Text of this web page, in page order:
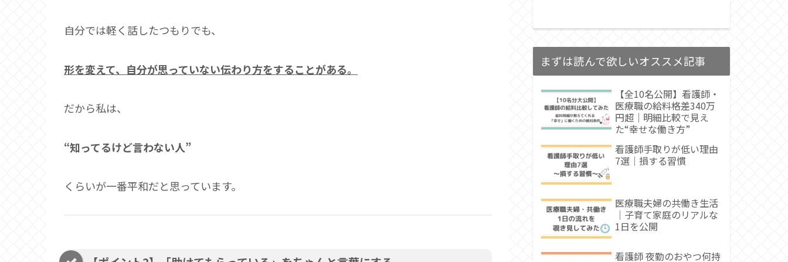
自分では軽く話したつもりでも、
形を変えて、自分が思っていない伝わり方をすることがある。
だから私は、
“知ってるけど言わない人”
くらいが一番平和だと思っています。
まずは読んで欲しいオススメ記事
【全10名公開】看護師・
医療職の給料格差340万
円超｜明細比較で見え
た“幸せな働き方”
看護師手取りが低い理由
7選｜損する習慣
医療職夫婦の共働き生活
｜子育て家庭のリアルな
1日を公開
看護師 夜勤のおやつ何持